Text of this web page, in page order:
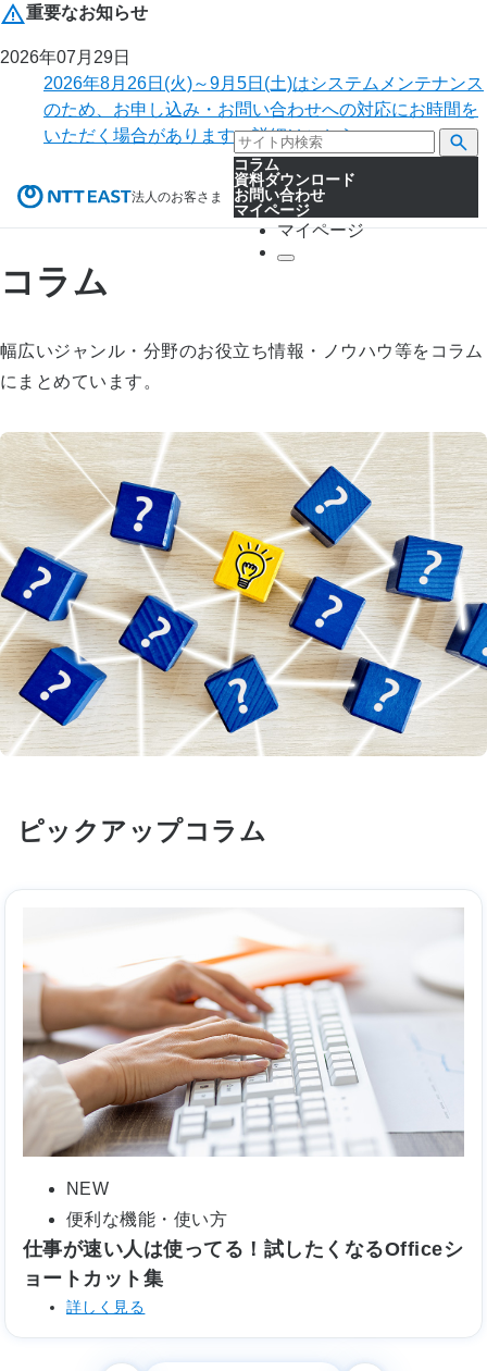
重要なお知らせ
2026年07月29日
2026年8月26日(火)～9月5日(土)はシステムメンテナンス
のため、お申し込み・お問い合わせへの対応にお時間を
いただく場合があります。詳細はこちら。
法人のお客さま
コラム
資料ダウンロード
お問い合わせ
マイページ
マイページ
コラム
幅広いジャンル・分野のお役立ち情報・ノウハウ等をコラム
にまとめています。
ピックアップコラム
NEW
便利な機能・使い方
仕事が速い人は使ってる！試したくなるOfficeシ
ョートカット集
詳しく見る